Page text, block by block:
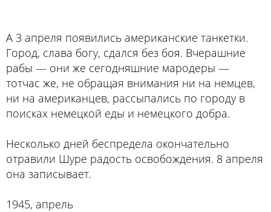
А 3 апреля появились американские танкетки.
Город, слава богу, сдался без боя. Вчерашние
рабы — они же сегодняшние мародеры —
тотчас же, не обращая внимания ни на немцев,
ни на американцев, рассыпались по городу в
поисках немецкой еды и немецкого добра.
Несколько дней беспредела окончательно
отравили Шуре радость освобождения. 8 апреля
она записывает.
1945, апрель